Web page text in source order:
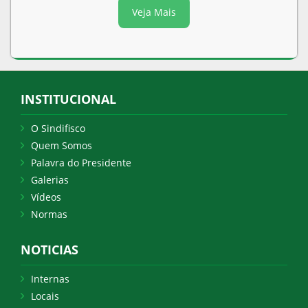
Veja Mais
INSTITUCIONAL
O Sindifisco
Quem Somos
Palavra do Presidente
Galerias
Vídeos
Normas
NOTICIAS
Internas
Locais